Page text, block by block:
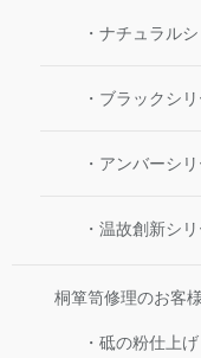
・ナチュラル
・ブラックシ
・アンバーシ
・温故創新シ
桐箪笥修理のお客様
・砥の粉仕上げ